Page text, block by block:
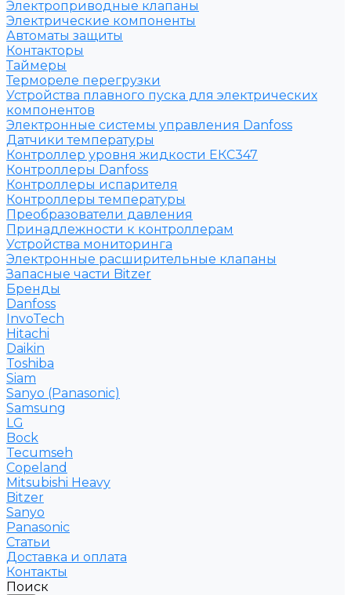
Электроприводные клапаны
Электрические компоненты
Автоматы защиты
Контакторы
Таймеры
Термореле перегрузки
Устройства плавного пуска для электрических
компонентов
Электронные системы управления Danfoss
Датчики температуры
Контроллер уровня жидкости ЕКС347
Контроллеры Danfoss
Контроллеры испарителя
Контроллеры температуры
Преобразователи давления
Принадлежности к контроллерам
Устройства мониторинга
Электронные расширительные клапаны
Запасные части Bitzer
Бренды
Danfoss
InvoTech
Hitachi
Daikin
Toshiba
Siam
Sanyo (Panasonic)
Samsung
LG
Bock
Tecumseh
Copeland
Mitsubishi Heavy
Bitzer
Sanyo
Рanasonic
Статьи
Доставка и оплата
Контакты
Поиск